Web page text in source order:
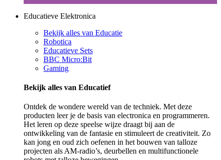
Educatieve Elektronica
Bekijk alles van Educatie
Robotica
Educatieve Sets
BBC Micro:Bit
Gaming
Bekijk alles van Educatief
Ontdek de wondere wereld van de techniek. Met deze
producten leer je de basis van electronica en programmeren.
Het leren op deze speelse wijze draagt bij aan de
ontwikkeling van de fantasie en stimuleert de creativiteit. Zo
kan jong en oud zich oefenen in het bouwen van talloze
projecten als AM-radio’s, deurbellen en multifunctionele